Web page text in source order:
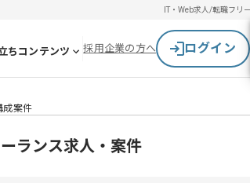
IT・Web求人/転職フリ
ちコンテンツ 採用企業の方へ ログイン
成案件
ランス求人・案件